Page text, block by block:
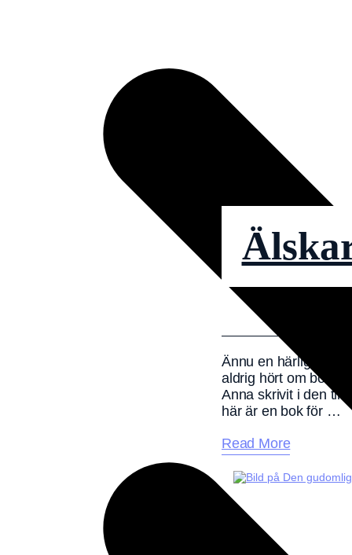
Ännu en härlig
aldrig hört om
Anna skrivit i den till
här är en bok för …
Read More